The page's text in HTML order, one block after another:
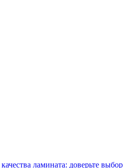
ламината: доверьте выбор